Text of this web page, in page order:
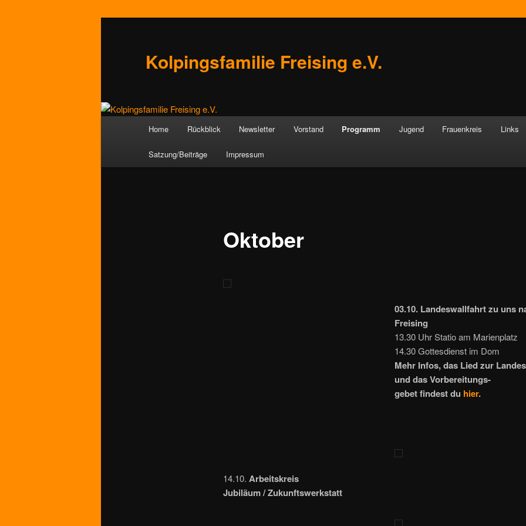
Kolpingsfamilie Freising e.V.
Home Rückblick Newsletter Vorstand Programm Jugend Frauenkreis Links
Satzung/Beiträge Impressum
Oktober
03.10. Landeswallfahrt zu uns
Freising
13.30 Uhr Statio am Marienplatz
14.30 Gottesdienst im Dom
Mehr Infos, das Lied zur
und das Vorbereitungs-
gebet findest du hier.
14.10. Arbeitskreis
Jubiläum / Zukunftswerkstatt